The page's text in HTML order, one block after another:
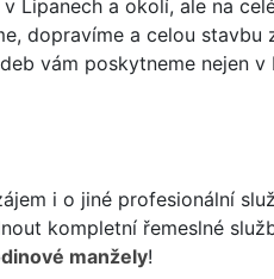
Lipanech a okolí, ale na
dopravíme a celou stavbu
vám poskytneme nejen v
i o jiné profesionální
kompletní řemeslné
manžely!